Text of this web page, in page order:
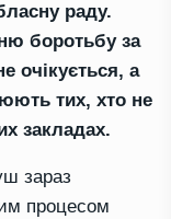
раду.
боротьбу за
очікується, а
тих, хто не
закладах.
зараз
процесом